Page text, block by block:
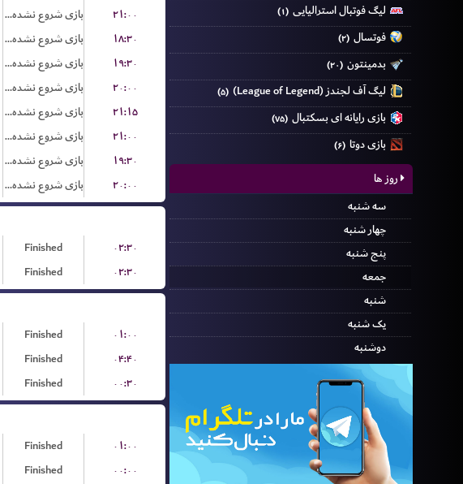
لیگ فوتبال استرالیایی (۱)
فوتسال (۲)
بدمینتون (۲۰)
لیگ آف لجندز (League of Legend) (۵)
بازی رایانه ای بسکتبال (۷۵)
بازی دوتا (۶)
روز ها
سه شنبه
چهار شنبه
پنج شنبه
جمعه
شنبه
یک شنبه
دوشنبه
بازی شروع نشده است
۲۱:۰۰
بازی شروع نشده است
۱۸:۳۰
بازی شروع نشده است
۱۹:۳۰
بازی شروع نشده است
۲۰:۰۰
بازی شروع نشده است
۲۱:۱۵
بازی شروع نشده است
۲۱:۰۰
بازی شروع نشده است
۱۹:۳۰
بازی شروع نشده است ۲۰:۰۰
Finished
۰۲:۳۰
Finished ۰۲:۳۰
Finished
۰۱:۰۰
Finished
۰۴:۴۰
Finished ۰۰:۳۰
Finished
۰۱:۰۰
Finished
۰۰:۰۰